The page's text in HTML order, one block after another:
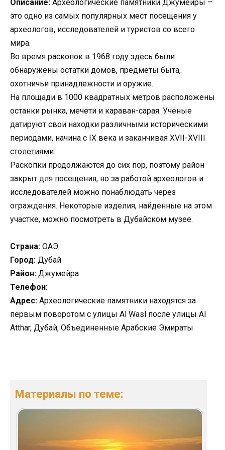
Описание: Археологические памятники Джумейры –
это одно из самых популярных мест посещения у
археологов, исследователей и туристов со всего
мира.
Во время раскопок в 1968 году здесь были
обнаружены остатки домов, предметы быта,
охотничьи принадлежности и оружие.
На площади в 1000 квадратных метров расположены
останки рынка, мечети и караван-сарая. Учёные
датируют свои находки различными историческими
периодами, начина с IX века и заканчивая XVII-XVIII
столетиями.
Раскопки продолжаются до сих пор, поэтому район
закрыт для посещения, но за работой археологов и
исследователей можно понаблюдать через
ограждения. Некоторые изделия, найденные на этом
участке, можно посмотреть в Дубайском музее.
Страна: ОАЭ
Город: Дубай
Район: Джумейра
Телефон:
Адрес: Археологические памятники находятся за
первым поворотом с улицы Al Wasl после улицы Al
Atthar, Дубай, Объединенные Арабские Эмираты
Материалы по теме: